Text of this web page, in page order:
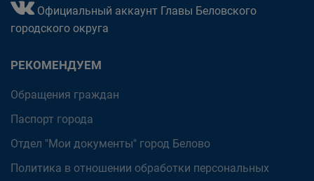
Официальный аккаунт Главы Беловского
городского округа
РЕКОМЕНДУЕМ
Обращения граждан
Паспорт города
Отдел "Мои документы" город Белово
Политика в отношении обработки персональных